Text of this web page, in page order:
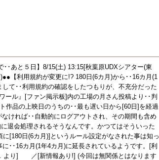
･･あと５日】8/15(土) 13:15[秋葉原UDXシアター(東
利用規約が変更に!? 180日(6カ月)から･･16カ月(1
て･･利用規約の確認をしたつもりが、不充分だった
ール』[ファン掲示板]内の工場の月さん投稿より･･判
作品の上映日のうちの･･最も遅い日から[60日]を経過
ければ･･自動的にログアウトされ、その期間も含め
退会処理されるそうなんです。かつてはそういった
[180日(6カ月)]というルール設定がなされた事は知っ
･･16カ月(1年4カ月)に延長されているようです。[利
. より] ／[新情報あり!] (今回は無関係とはなります